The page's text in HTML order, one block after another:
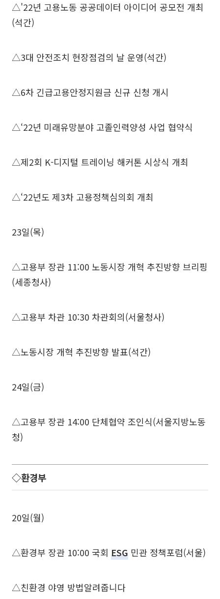
△'22년 고용노동 공공데이터 아이디어 공모전 개최
(석간)
△3대 안전조치 현장점검의 날 운영(석간)
△6차 긴급고용안정지원금 신규 신청 개시
△‘22년 미래유망분야 고졸인력양성 사업 협약식
△제2회 K-디지털 트레이닝 해커톤 시상식 개최
△‘22년도 제3차 고용정책심의회 개최
23일(목)
△고용부 장관 11:00 노동시장 개혁 추진방향 브리핑
(세종청사)
△고용부 차관 10:30 차관회의(서울청사)
△노동시장 개혁 추진방향 발표(석간)
24일(금)
△고용부 장관 14:00 단체협약 조인식(서울지방노동
청)
◇환경부
20일(월)
△환경부 장관 10:00 국회 ESG 민관 정책포럼(서울)
△친환경 야영 방법알려줍니다